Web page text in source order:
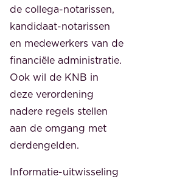
de collega-notarissen,
kandidaat-notarissen
en medewerkers van de
financiële administratie.
Ook wil de KNB in
deze verordening
nadere regels stellen
aan de omgang met
derdengelden.
Informatie-uitwisseling